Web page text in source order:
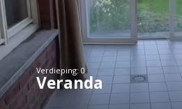
Verdieping: 0
Veranda